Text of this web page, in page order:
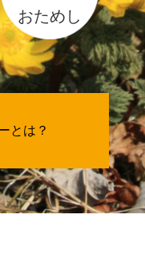
おためし
とは？